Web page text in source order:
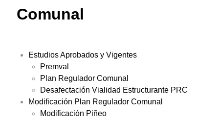
Comunal
Estudios Aprobados y Vigentes
Premval
Plan Regulador Comunal
Desafectación Vialidad Estructurante PRC
Modificación Plan Regulador Comunal
Modificación Piñeo